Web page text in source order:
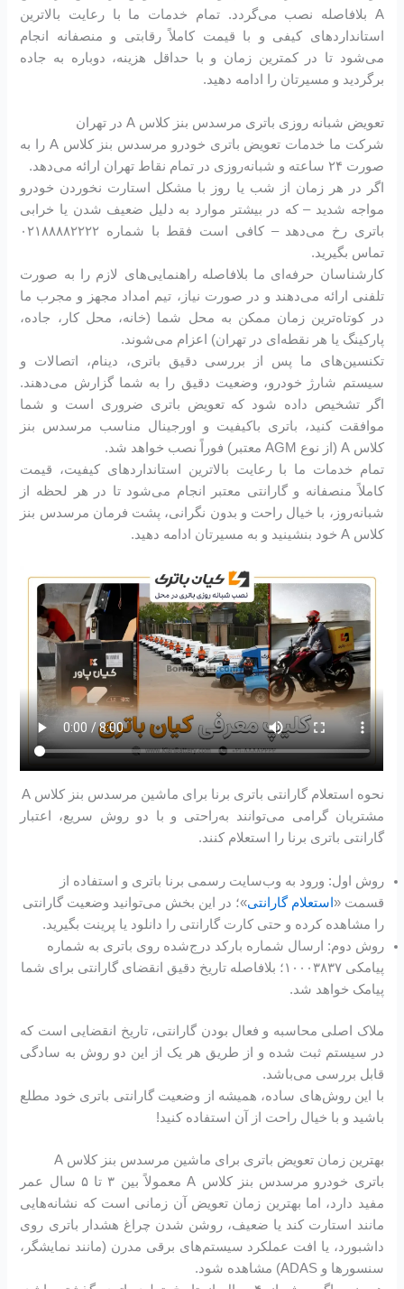
A بلافاصله نصب می‌گردد. تمام خدمات ما با رعایت بالاترین
استانداردهای کیفی و با قیمت کاملاً رقابتی و منصفانه انجام
می‌شود تا در کمترین زمان و با حداقل هزینه، دوباره به جاده
برگردید و مسیرتان را ادامه دهید.
تعویض شبانه روزی باتری مرسدس بنز کلاس A در تهران
شرکت ما خدمات تعویض باتری خودرو مرسدس بنز کلاس A را به
صورت ۲۴ ساعته و شبانه‌روزی در تمام نقاط تهران ارائه می‌دهد.
اگر در هر زمان از شب یا روز با مشکل استارت نخوردن خودرو
مواجه شدید – که در بیشتر موارد به دلیل ضعیف شدن یا خرابی
باتری رخ می‌دهد – کافی است فقط با شماره ۰۲۱۸۸۸۸۲۲۲۲
تماس بگیرید.
کارشناسان حرفه‌ای ما بلافاصله راهنمایی‌های لازم را به صورت
تلفنی ارائه می‌دهند و در صورت نیاز، تیم امداد مجهز و مجرب ما
در کوتاه‌ترین زمان ممکن به محل شما (خانه، محل کار، جاده،
پارکینگ یا هر نقطه‌ای در تهران) اعزام می‌شوند.
تکنسین‌های ما پس از بررسی دقیق باتری، دینام، اتصالات و
سیستم شارژ خودرو، وضعیت دقیق را به شما گزارش می‌دهند.
اگر تشخیص داده شود که تعویض باتری ضروری است و شما
موافقت کنید، باتری باکیفیت و اورجینال مناسب مرسدس بنز
کلاس A (از نوع AGM معتبر) فوراً نصب خواهد شد.
تمام خدمات ما با رعایت بالاترین استانداردهای کیفیت، قیمت
کاملاً منصفانه و گارانتی معتبر انجام می‌شود تا در هر لحظه از
شبانه‌روز، با خیال راحت و بدون نگرانی، پشت فرمان مرسدس بنز
کلاس A خود بنشینید و به مسیرتان ادامه دهید.
نحوه استعلام گارانتی باتری برنا برای ماشین مرسدس بنز کلاس A
مشتریان گرامی می‌توانند به‌راحتی و با دو روش سریع، اعتبار
گارانتی باتری برنا را استعلام کنند.
روش اول: ورود به وب‌سایت رسمی برنا باتری و استفاده از
قسمت « استعلام گارانتی»؛ در این بخش می‌توانید وضعیت گارانتی
را مشاهده کرده و حتی کارت گارانتی را دانلود یا پرینت بگیرید.
روش دوم: ارسال شماره بارکد درج‌شده روی باتری به شماره
پیامکی ۱۰۰۰۳۸۳۷؛ بلافاصله تاریخ دقیق انقضای گارانتی برای شما
پیامک خواهد شد.
ملاک اصلی محاسبه و فعال بودن گارانتی، تاریخ انقضایی است که
در سیستم ثبت شده و از طریق هر یک از این دو روش به سادگی
قابل بررسی می‌باشد.
با این روش‌های ساده، همیشه از وضعیت گارانتی باتری خود مطلع
باشید و با خیال راحت از آن استفاده کنید!
بهترین زمان تعویض باتری برای ماشین مرسدس بنز کلاس A
باتری خودرو مرسدس بنز کلاس A معمولاً بین ۳ تا ۵ سال عمر
مفید دارد، اما بهترین زمان تعویض آن زمانی است که نشانه‌هایی
مانند استارت کند یا ضعیف، روشن شدن چراغ هشدار باتری روی
داشبورد، یا افت عملکرد سیستم‌های برقی مدرن (مانند نمایشگر،
سنسورها و ADAS) مشاهده شود.